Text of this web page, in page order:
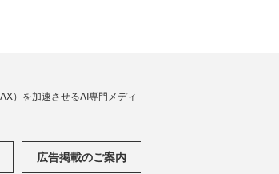
）を加速させるAI専門メディ
広告掲載のご案内